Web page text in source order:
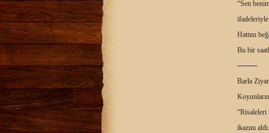
“Sen
Hattını
Bu bir
⸻
Barla
“Risaleleri
ikazını aldı.